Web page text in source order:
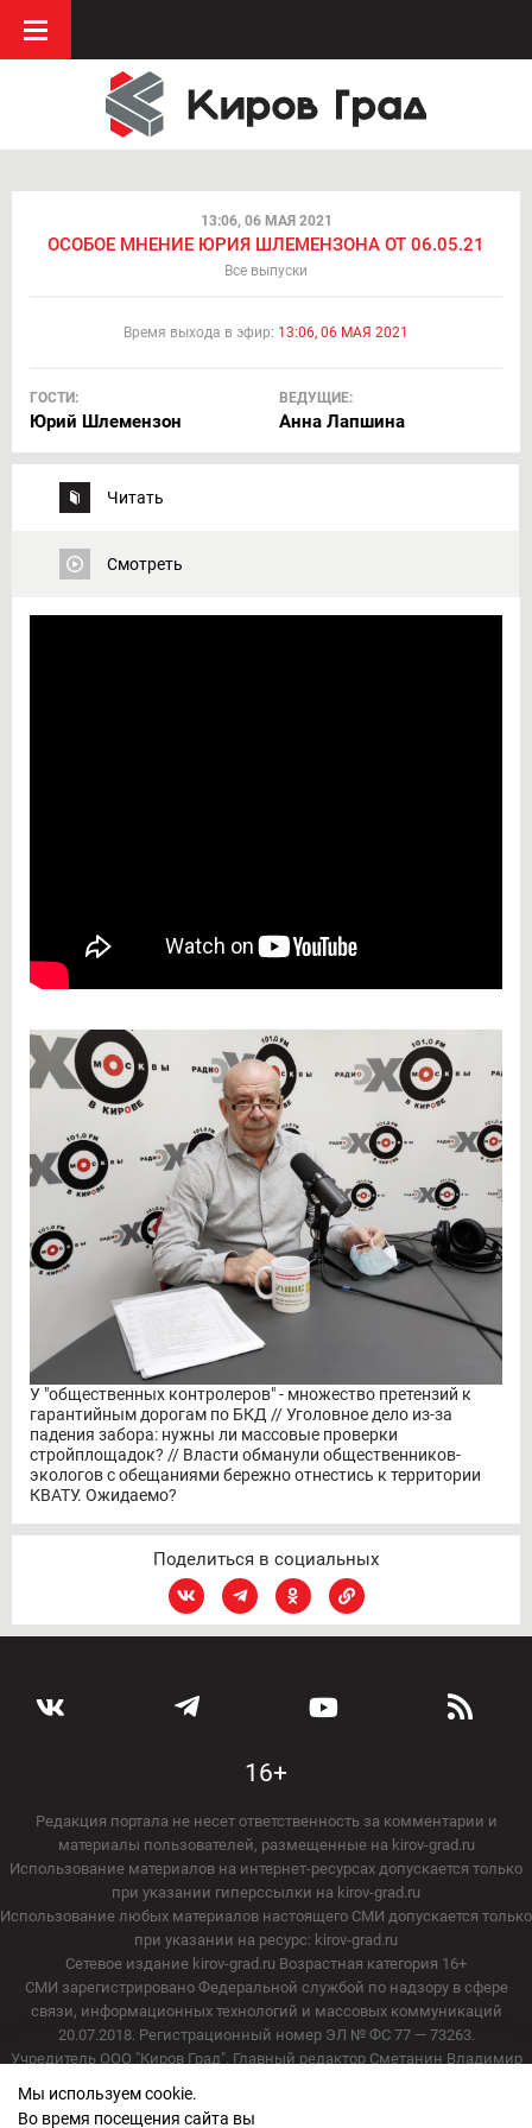
13:06, 06 МАЯ 2021
ОСОБОЕ МНЕНИЕ ЮРИЯ ШЛЕМЕНЗОНА ОТ 06.05.21
Все выпуски
Время выхода в эфир: 13:06, 06 МАЯ 2021
ГОСТИ:
Юрий Шлемензон
ВЕДУЩИЕ:
Анна Лапшина
Читать
Смотреть
У "общественных контролеров" - множество претензий к
гарантийным дорогам по БКД // Уголовное дело из-за
падения забора: нужны ли массовые проверки
стройплощадок? // Власти обманули общественников-
экологов с обещаниями бережно отнестись к территории
КВАТУ. Ожидаемо?
Поделиться в социальных
16+
Редакция портала не несет ответственность за комментарии и
материалы пользователей, размещенные на kirov-grad.ru
Использование материалов на интернет-ресурсах допускается только
при указании гиперссылки на kirov-grad.ru
Использование любых материалов настоящего СМИ допускается только
при указании на ресурс: kirov-grad.ru
Сетевое издание kirov-grad.ru Возрастная категория 16+
СМИ зарегистрировано Федеральной службой по надзору в сфере
связи, информационных технологий и массовых коммуникаций
20.07.2018. Регистрационный номер ЭЛ № ФС 77 — 73263.
Учредитель ООО "Киров Град". Главный редактор Сметанин Владимир
Мы используем cookie.
Во время посещения сайта вы